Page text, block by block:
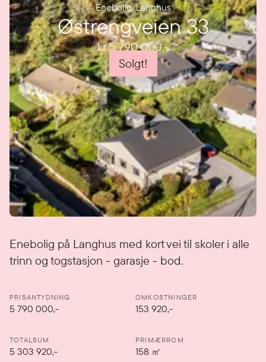
Enebolig,Langhus
Østrengveien 33
kr 5 790 000,-
Solgt!
Enebolig på Langhus med kort vei til skoler i alle
trinn og togstasjon - garasje - bod.
Detaljer
PRISANTYDNING
5 790 000,-
OMKOSTNINGER
153 920,-
TOTALSUM
5 303 920,-
PRIMÆRROM
158 ㎡